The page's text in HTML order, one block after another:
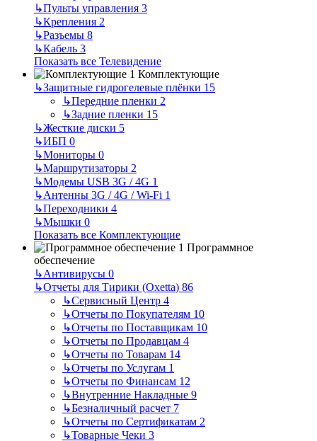
↳Пульты управления 3
↳Крепления 2
↳Разъемы 8
↳Кабель 3
Показать все Телевидение
Комплектующие
↳Защитные гидрогелевые плёнки 15
↳Передние пленки 2
↳Задние пленки 15
↳Жесткие диски 5
↳ИБП 0
↳Мониторы 0
↳Маршрутизаторы 2
↳Модемы USB 3G / 4G 1
↳Антенны 3G / 4G / Wi-Fi 1
↳Переходники 4
↳Мышки 0
Показать все Комплектующие
Программное
обеспечение
↳Антивирусы 0
↳Отчеты для Тирики (Oxetta) 86
↳Сервисный Центр 4
↳Отчеты по Покупателям 10
↳Отчеты по Поставщикам 10
↳Отчеты по Продавцам 4
↳Отчеты по Товарам 14
↳Отчеты по Услугам 1
↳Отчеты по Финансам 12
↳Внутренние Накладные 9
↳Безналичный расчет 7
↳Отчеты по Сертификатам 2
↳Товарные Чеки 3